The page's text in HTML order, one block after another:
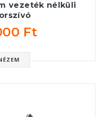
vezeték nélküli
Ft